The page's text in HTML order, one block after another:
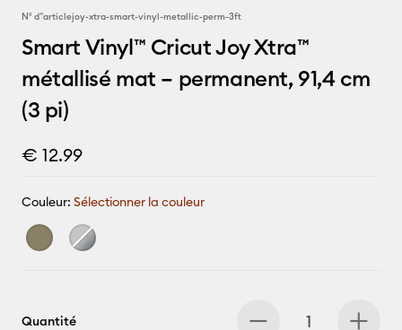
N° d''articlejoy-xtra-smart-vinyl-metallic-perm-3ft
Smart Vinyl™ Cricut Joy Xtra™
métallisé mat – permanent, 91,4 cm
(3 pi)
€ 12.99
Couleur: Sélectionner la couleur
Quantité